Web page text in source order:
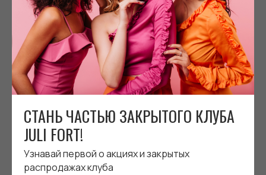
СТАНЬ ЧАСТЬЮ ЗАКРЫТОГО КЛУБА
JULI FORT!
Узнавай первой о акциях и закрытых
распродажах клуба